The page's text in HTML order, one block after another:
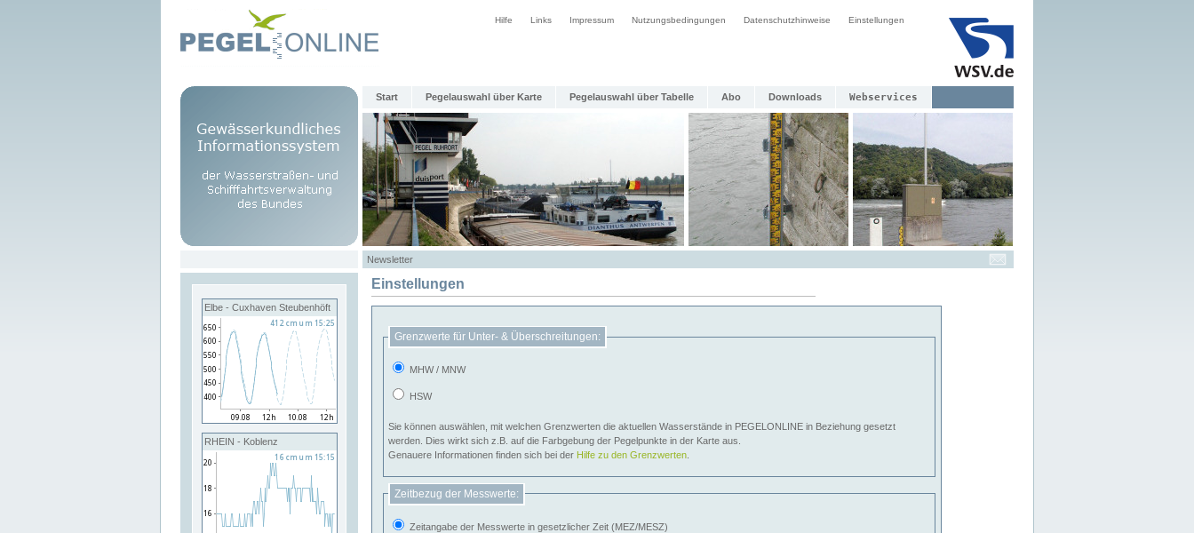
Hilfe Links Impressum Nutzungsbedingungen Datenschutzhinweise Einstellungen
Start Pegelauswahl über Karte Pegelauswahl über Tabelle Abo Downloads Webservices
Newsletter
Elbe - Cuxhaven Steubenhöft
RHEIN - Koblenz
Einstellungen
Grenzwerte für Unter- & Überschreitungen:
MHW / MNW
HSW
Sie können auswählen, mit welchen Grenzwerten die aktuellen Wasserstände in PEGELONLINE in Beziehung gesetzt
werden. Dies wirkt sich z.B. auf die Farbgebung der Pegelpunkte in der Karte aus.
Genauere Informationen finden sich bei der Hilfe zu den Grenzwerten
Zeitbezug der Messwerte:
Zeitangabe der Messwerte in gesetzlicher Zeit (MEZ/MESZ)